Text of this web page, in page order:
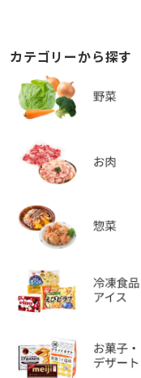
カテゴリーから探す